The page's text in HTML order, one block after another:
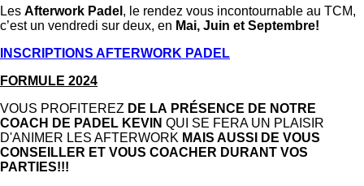
Les Afterwork Padel , le rendez vous incontournable au TCM,
c’est un vendredi sur deux, en Mai, Juin et Septembre!
INSCRIPTIONS AFTERWORK PADEL
FORMULE 2024
VOUS PROFITEREZ DE LA PRÉSENCE DE NOTRE
COACH DE PADEL KEVIN QUI SE FERA UN PLAISIR
D'ANIMER LES AFTERWORK MAIS AUSSI DE VOUS
CONSEILLER ET VOUS COACHER DURANT VOS
PARTIES!!!